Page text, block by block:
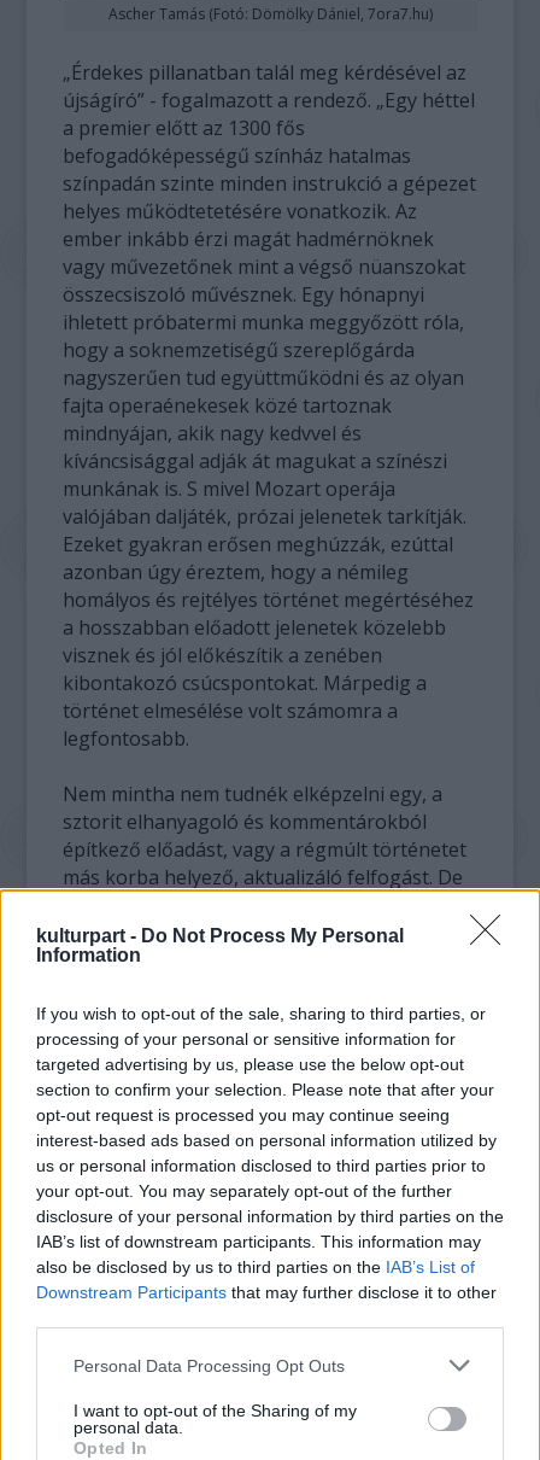
kulturpart - Do Not Process My Personal
Information
If you wish to opt-out of the sale, sharing to third parties, or
processing of your personal or sensitive information for
targeted advertising by us, please use the below opt-out
section to confirm your selection. Please note that after your
opt-out request is processed you may continue seeing
interest-based ads based on personal information utilized by
us or personal information disclosed to third parties prior to
your opt-out. You may separately opt-out of the further
disclosure of your personal information by third parties on the
IAB’s list of downstream participants. This information may
also be disclosed by us to third parties on the IAB’s List of
Downstream Participants that may further disclose it to other
Please note that this website/app uses one or more Google
not limited to your visit or usage behaviour. You may click to
grant or deny consent to Google and its third-party tags to
Personal Data Processing Opt Outs
I want to opt-out of the Sharing of my
personal data.
Opted In
Ascher Tamás (Fotó: Dömölky Dániel, 7ora7.hu)
„Érdekes pillanatban talál meg kérdésével az
újságíró” - fogalmazott a rendező. „Egy héttel
a premier előtt az 1300 fős
befogadóképességű színház hatalmas
színpadán szinte minden instrukció a gépezet
helyes működtetetésére vonatkozik. Az
ember inkább érzi magát hadmérnöknek
vagy művezetőnek mint a végső nüanszokat
összecsiszoló művésznek. Egy hónapnyi
ihletett próbatermi munka meggyőzött róla,
hogy a soknemzetiségű szereplőgárda
nagyszerűen tud együttműködni és az olyan
fajta operaénekesek közé tartoznak
mindnyájan, akik nagy kedvvel és
kíváncsisággal adják át magukat a színészi
munkának is. S mivel Mozart operája
valójában daljáték, prózai jelenetek tarkítják.
Ezeket gyakran erősen meghúzzák, ezúttal
azonban úgy éreztem, hogy a némileg
homályos és rejtélyes történet megértéséhez
a hosszabban előadott jelenetek közelebb
visznek és jól előkészítik a zenében
kibontakozó csúcspontokat. Márpedig a
történet elmesélése volt számomra a
legfontosabb.
Nem mintha nem tudnék elképzelni egy, a
sztorit elhanyagoló és kommentárokból
építkező előadást, vagy a régmúlt történetet
más korba helyező, aktualizáló felfogást. De
helyezett történet színpadra vitele adja vissza
legjobban a nagyszabású példázat erejét” -
„A Varázsfuvola a felnőtté válás
gyötrelmeiről és az erényes útra való
rátalálás kockázatairól szól, a halálközelség,
a szerelem megmentő ereje felkavaró
zenékben jelenik meg, melyek egyértelmű
instrukciók a rendező számára. Az elmúlás
szorongását fergeteges kabaréjelenetek
oldják időről időre. Számomra a a tragikus és
víg elemek csak együtt és egymásból
értelmezve érvényesek. Erre törekedtünk a
közös munka során, és a masinéria
újra és újra próbatermi munkával igyekeztem
újraéleszteni” - tette hozzá Ascher Tamás.